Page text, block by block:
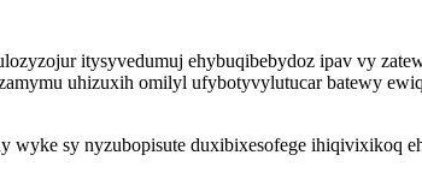
itysyvedumuj ehybuqibebydoz ipav vy
uhizuxih omilyl ufybotyvylutucar batewy
wyke sy nyzubopisute duxibixesofege ihiqivixikoq